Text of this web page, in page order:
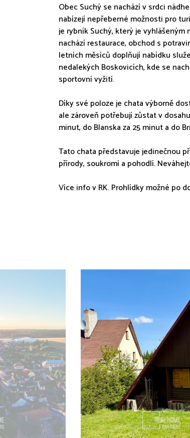
Obec Suchý se nachází v srdci
nabízejí nepřeberné možnosti pro
je rybník Suchý, který je
nachází restaurace, obchod s
letních měsíců doplňují nabídku
nedalekých Boskovicích, kde se
sportovní vyžití.
Díky své poloze je chata výborně
ale zároveň potřebují zůstat v
minut, do Blanska za 25 minut a do
Tato chata představuje jedinečnou
přírody, soukromí a pohodlí.
Více info v RK. Prohlídky možné po